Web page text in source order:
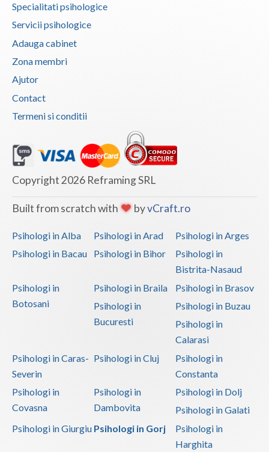
Salaj
Satu-Mare
Suceava
Teleorman
Tulcea
Valcea
Vaslui
Specialitati psihologice
Servicii psihologice
Adauga cabinet
Zona membri
Ajutor
Contact
Termeni si conditii
Copyright 2026 Reframing SRL
Built from scratch with byvCraft.ro
Psihologi in Alba Psihologi in Arad
Psihologi in Arges
Psihologi in Bacau
Psihologi in Bihor
Psihologi in
Bistrita-Nasaud
Psihologi in
Botosani
Psihologi in Braila
Psihologi in Brasov
Psihologi in
Bucuresti
Psihologi in Buzau
Psihologi in
Calarasi
Psihologi in Caras-
Severin
Psihologi in Cluj
Psihologi in
Constanta
Psihologi in
Covasna
Psihologi in
Dambovita
Psihologi in Dolj
Psihologi in Galati
Psihologi in Giurgiu Psihologi in Gorj
Psihologi in
Harghita